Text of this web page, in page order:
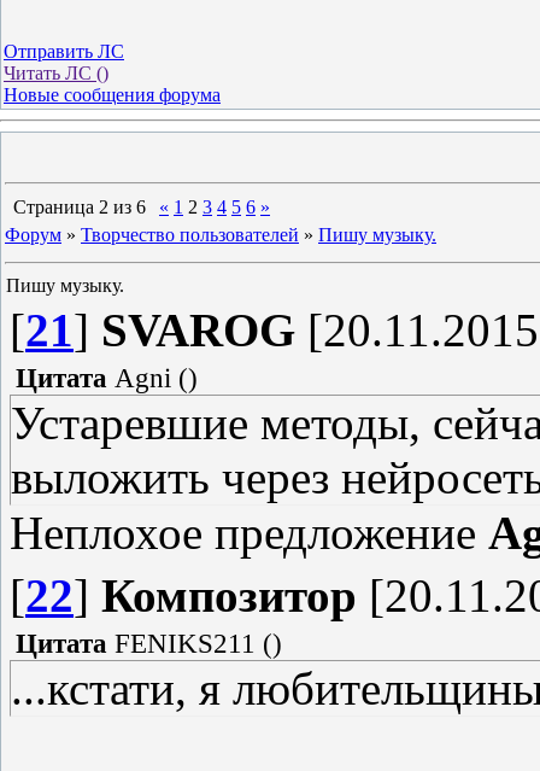
Отправить ЛС
Читать ЛС ()
Новые сообщения форума
Страница 2 из 6 « 1 2 3 4 5 6 »
Форум » Творчество пользователей » Пишу музыку.
Пишу музыку.
[21] SVAROG
Цитата Agni ()
Устаревшие методы,
выложить через
Неплохое предложение
[22] Композитор
Цитата FENIKS211 ()
...кстати, я